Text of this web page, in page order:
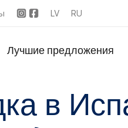
LV RU
Лучшие предложения
в